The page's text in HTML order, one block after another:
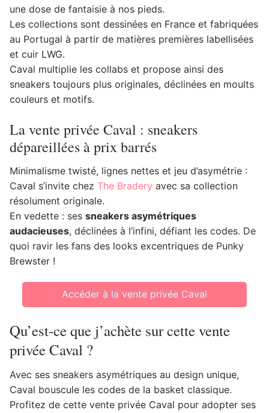
une dose de fantaisie à nos pieds.
Les collections sont dessinées en France et fabriquées
au Portugal à partir de matières premières labellisées
et cuir LWG.
Caval multiplie les collabs et propose ainsi des
sneakers toujours plus originales, déclinées en moults
couleurs et motifs.
La vente privée Caval : sneakers
dépareillées à prix barrés
Minimalisme twisté, lignes nettes et jeu d’asymétrie :
Caval s’invite chez The Bradery avec sa collection
résolument originale.
En vedette : ses sneakers asymétriques
audacieuses, déclinées à l’infini, défiant les codes. De
quoi ravir les fans des looks excentriques de Punky
Brewster !
Accéder à la vente privée Caval
Qu’est-ce que j’achète sur cette vente
privée Caval ?
Avec ses sneakers asymétriques au design unique,
Caval bouscule les codes de la basket classique.
Profitez de cette vente privée Caval pour adopter ses